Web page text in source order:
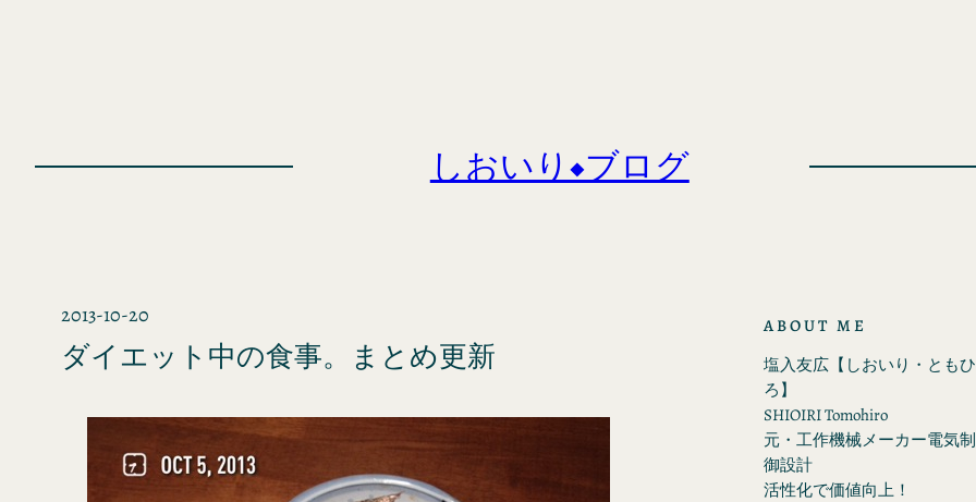
しおいり◆ブログ
2013-10-20
ダイエット中の食事。まとめ更新
ABOUT ME
塩入友広【しおいり・ともひ
ろ】
SHIOIRI Tomohiro
元・工作機械メーカー電気制
御設計
活性化で価値向上！